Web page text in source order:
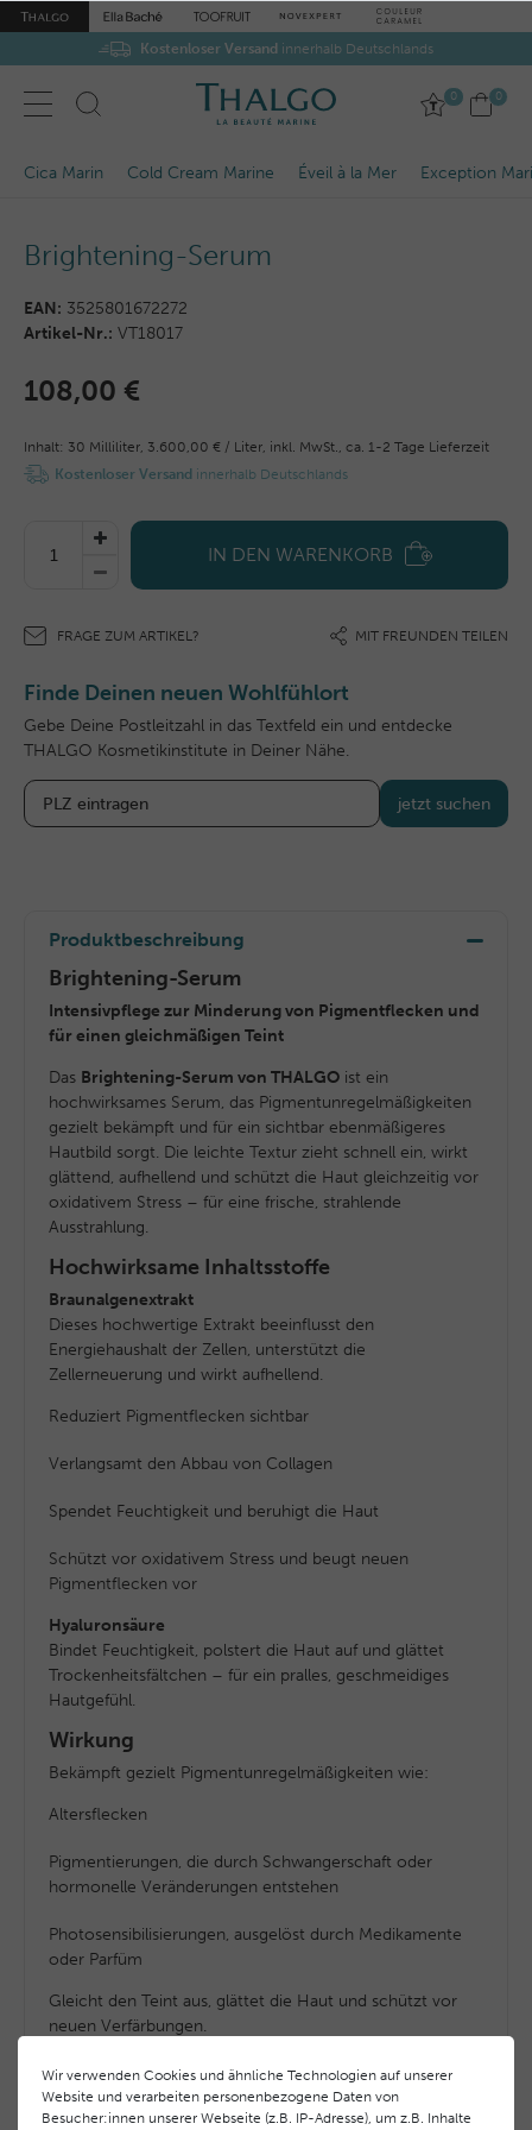
Kostenloser Versand innerhalb Deutschlands
0 0
Cica Marin Cold Cream Marine Éveil à la Mer Exception
Brightening-Serum
EAN: 3525801672272
Artikel-Nr.: VT18017
108,00 €
Inhalt: 30 Milliliter, 3.600,00 € / Liter, inkl. MwSt., ca. 1-2 Tage Lieferzeit
Kostenloser Versand innerhalb Deutschlands
IN DEN WARENKORB
FRAGE ZUM ARTIKEL? MIT FREUNDEN TEILEN
Finde Deinen neuen Wohlfühlort
Gebe Deine Postleitzahl in das Textfeld ein und entdecke
THALGO Kosmetikinstitute in Deiner Nähe.
jetzt suchen
Produktbeschreibung
Brightening-Serum
Intensivpflege zur Minderung von Pigmentflecken und
für einen gleichmäßigen Teint
Das Brightening-Serum von THALGO ist ein
hochwirksames Serum, das Pigmentunregelmäßigkeiten
gezielt bekämpft und für ein sichtbar ebenmäßigeres
Hautbild sorgt. Die leichte Textur zieht schnell ein, wirkt
glättend, aufhellend und schützt die Haut gleichzeitig vor
oxidativem Stress – für eine frische, strahlende
Ausstrahlung.
Hochwirksame Inhaltsstoffe
Braunalgenextrakt
Dieses hochwertige Extrakt beeinflusst den
Energiehaushalt der Zellen, unterstützt die
Zellerneuerung und wirkt aufhellend.
Reduziert Pigmentflecken sichtbar
Verlangsamt den Abbau von Collagen
Spendet Feuchtigkeit und beruhigt die Haut
Schützt vor oxidativem Stress und beugt neuen
Pigmentflecken vor
Hyaluronsäure
Bindet Feuchtigkeit, polstert die Haut auf und glättet
Trockenheitsfältchen – für ein pralles, geschmeidiges
Hautgefühl.
Wirkung
Bekämpft gezielt Pigmentunregelmäßigkeiten wie:
Altersflecken
Pigmentierungen, die durch Schwangerschaft oder
hormonelle Veränderungen entstehen
Photosensibilisierungen, ausgelöst durch Medikamente
oder Parfüm
Gleicht den Teint aus, glättet die Haut und schützt vor
neuen Verfärbungen.
Geeignet für
Wir verwenden Cookies und ähnliche Technologien auf unserer
Website und verarbeiten personenbezogene Daten von
Besucher:innen unserer Webseite (z.B. IP-Adresse), um z.B. Inhalte